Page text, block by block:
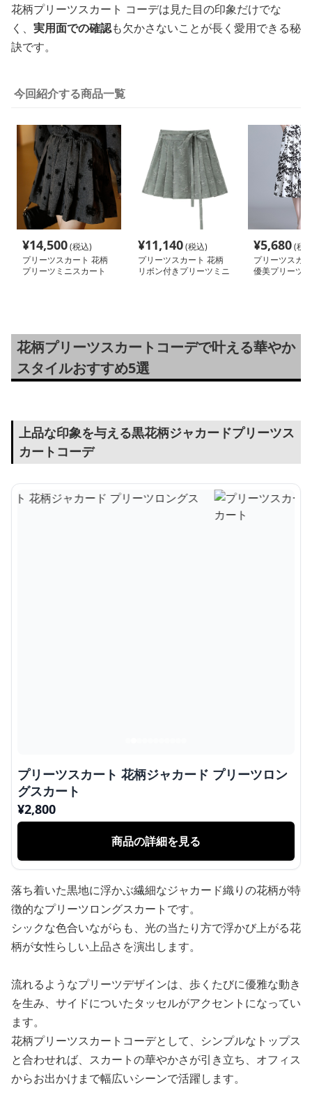
花柄プリーツスカート コーデは見た目の印象だけでな
く、 実用面での確認も欠かさないことが長く愛用できる秘
訣です。
今回紹介する商品一覧
¥14,500(税込)
プリーツスカート 花柄
プリーツミニスカート
¥11,140(税込)
プリーツスカート 花柄
リボン付きプリーツミニ
¥5,680(税
プリーツスカ
優美プリーツ
花柄プリーツスカートコーデで叶える華やか
スタイルおすすめ5選
上品な印象を与える黒花柄ジャカードプリーツス
カートコーデ
プリーツスカート 花柄ジャカード プリーツロン
グスカート
¥2,800
商品の詳細を見る
落ち着いた黒地に浮かぶ繊細なジャカード織りの花柄が特
徴的なプリーツロングスカートです。
シックな色合いながらも、光の当たり方で浮かび上がる花
柄が女性らしい上品さを演出します。
流れるようなプリーツデザインは、歩くたびに優雅な動き
を生み、サイドについたタッセルがアクセントになってい
ます。
花柄プリーツスカートコーデとして、シンプルなトップス
と合わせれば、スカートの華やかさが引き立ち、オフィス
からお出かけまで幅広いシーンで活躍します。